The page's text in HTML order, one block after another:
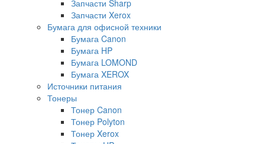
Запчасти Sharp
Запчасти Xerox
Бумага для офисной техники
Бумага Canon
Бумага HP
Бумага LOMOND
Бумага XEROX
Источники питания
Тонеры
Тонер Canon
Тонер Polyton
Тонер Xerox